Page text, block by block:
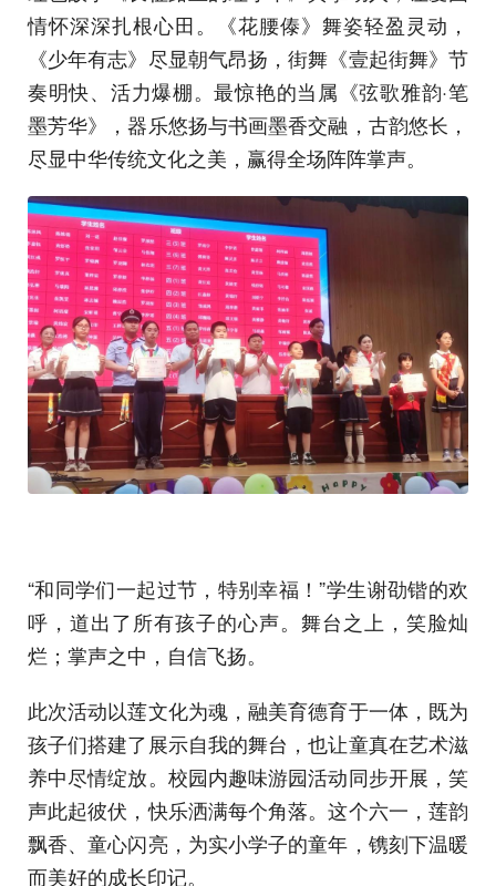
情怀深深扎根心田。《花腰傣》舞姿轻盈灵动，
《少年有志》尽显朝气昂扬，街舞《壹起街舞》节
奏明快、活力爆棚。最惊艳的当属《弦歌雅韵·笔
墨芳华》，器乐悠扬与书画墨香交融，古韵悠长，
尽显中华传统文化之美，赢得全场阵阵掌声。
“和同学们一起过节，特别幸福！”学生谢劭锴的欢
呼，道出了所有孩子的心声。舞台之上，笑脸灿
烂；掌声之中，自信飞扬。
此次活动以莲文化为魂，融美育德育于一体，既为
孩子们搭建了展示自我的舞台，也让童真在艺术滋
养中尽情绽放。校园内趣味游园活动同步开展，笑
声此起彼伏，快乐洒满每个角落。这个六一，莲韵
飘香、童心闪亮，为实小学子的童年，镌刻下温暖
而美好的成长印记。